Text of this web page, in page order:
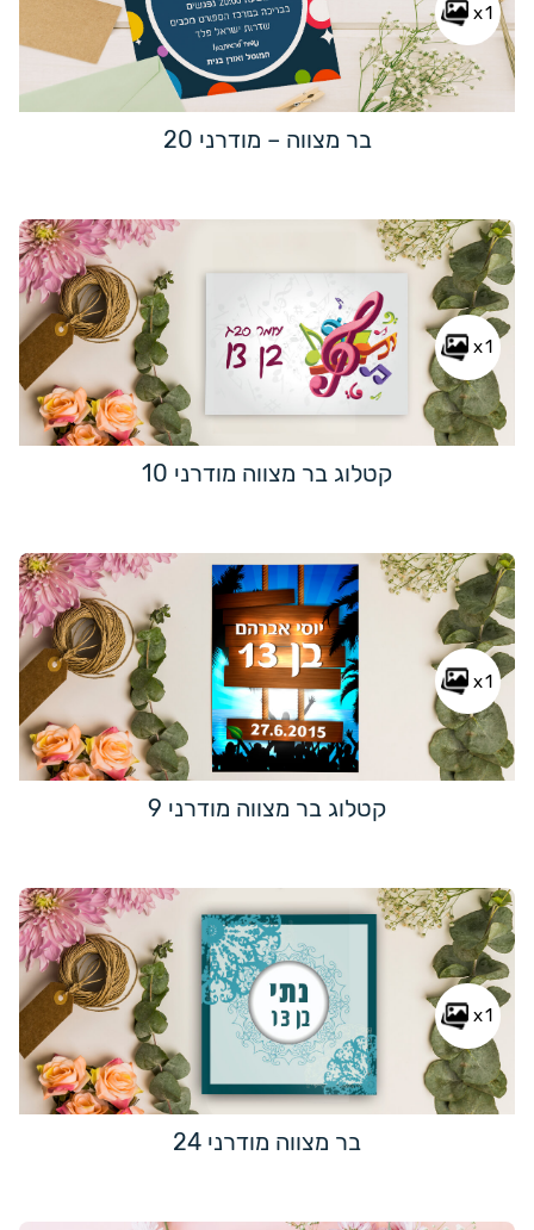
x1
בר מצווה – מודרני 20
x1
קטלוג בר מצווה מודרני 10
x1
קטלוג בר מצווה מודרני 9
x1
בר מצווה מודרני 24